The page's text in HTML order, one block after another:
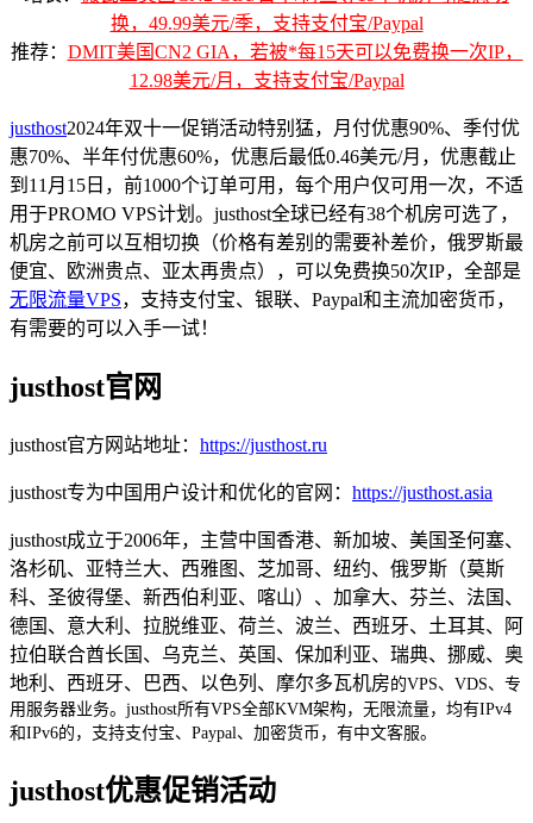
换，49.99美元/季，支持支付宝/Paypal
推荐： DMIT美国CN2 GIA，若被*每15天可以免费换一次IP，
12.98美元/月，支持支付宝/Paypal
justhost2024年双十一促销活动特别猛，月付优惠90%、季付优
惠70%、半年付优惠60%，优惠后最低0.46美元/月，优惠截止
到11月15日，前1000个订单可用，每个用户仅可用一次，不适
用于PROMO VPS计划。justhost全球已经有38个机房可选了，
机房之前可以互相切换（价格有差别的需要补差价，俄罗斯最
便宜、欧洲贵点、亚太再贵点），可以免费换50次IP，全部是
无限流量VPS，支持支付宝、银联、Paypal和主流加密货币，
有需要的可以入手一试！
justhost官网
justhost官方网站地址： https://justhost.ru
justhost专为中国用户设计和优化的官网： https://justhost.asia
justhost成立于2006年，主营中国香港、新加坡、美国圣何塞、
洛杉矶、亚特兰大、西雅图、芝加哥、纽约、俄罗斯（莫斯
科、圣彼得堡、新西伯利亚、喀山）、加拿大、芬兰、法国、
德国、意大利、拉脱维亚、荷兰、波兰、西班牙、土耳其、阿
拉伯联合酋长国、乌克兰、英国、保加利亚、瑞典、挪威、奥
地利、西班牙、巴西、以色列、摩尔多瓦机房的VPS、VDS、专
用服务器业务。 justhost所有VPS全部KVM架构，无限流量，均有IPv4
和IPv6的，支持支付宝、Paypal、加密货币，有中文客服。
justhost优惠促销活动